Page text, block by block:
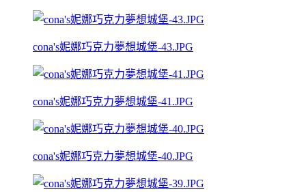
cona's妮娜巧克力夢想城堡-43.JPG
cona's妮娜巧克力夢想城堡-41.JPG
cona's妮娜巧克力夢想城堡-40.JPG